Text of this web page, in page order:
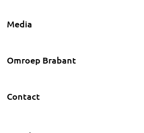
Media
Omroep Brabant
Contact